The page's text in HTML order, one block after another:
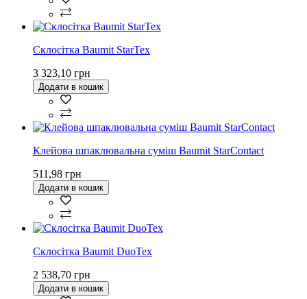
Склосітка Baumit StarTex
3 323,10 грн
Додати в кошик
Клейова шпаклювальна суміш Baumit StarContact
511,98 грн
Додати в кошик
Склосітка Baumit DuoTex
2 538,70 грн
Додати в кошик